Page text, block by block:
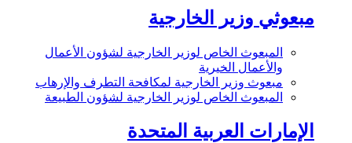
مبعوثي وزير الخارجية
المبعوث الخاص لوزير الخارجية لشؤون الأعمال
والأعمال الخيرية
مبعوث وزير الخارجية لمكافحة التطرف والإرهاب
المبعوث الخاص لوزير الخارجية لشؤون الطبيعة
الإمارات العربية المتحدة